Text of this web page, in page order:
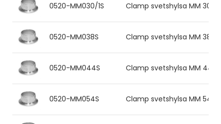
0520-MM030/1S Clamp svetshylsa MM
0520-MM038S Clamp svetshylsa MM
0520-MM044S Clamp svetshylsa MM
0520-MM054S Clamp svetshylsa MM